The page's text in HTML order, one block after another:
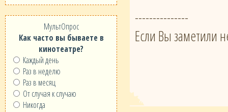
МультОпрос
Как часто вы бываете в
кинотеатре?
Каждый день
Раз в неделю
Раз в месяц
От случая к случаю
Никогда
---------------
Если Вы заметили